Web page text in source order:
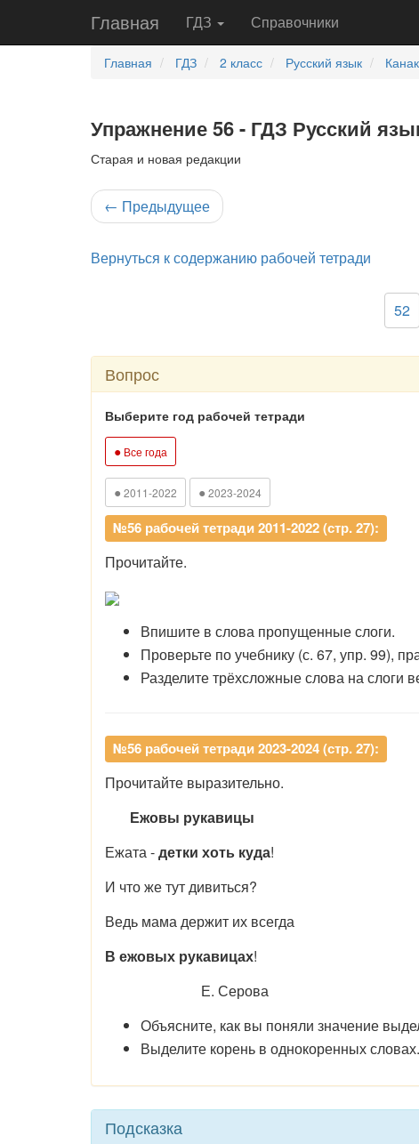
Главная ГДЗ Справочники
Главная ГДЗ 2 класс Русский язык
Упражнение 56 - ГДЗ Русский
Старая и новая редакции
← Предыдущее
Вернуться к содержанию рабочей тетради
52
Вопрос
Выберите год рабочей тетради
● Все года
● 2011-2022 ● 2023-2024
№56 рабочей тетради 2011-2022 (стр. 27):
Прочитайте.
Впишите в слова пропущенные слоги.
Проверьте по учебнику (с. 67, упр. 99),
Разделите трёхсложные слова на слоги
№56 рабочей тетради 2023-2024 (стр. 27):
Прочитайте выразительно.
Ежовы рукавицы
Ежата -детки хоть куда!
И что же тут дивиться?
Ведь мама держит их всегда
В ежовых рукавицах!
Е. Серова
Объясните, как вы поняли значение
Выделите корень в однокоренных словах.
Подсказка